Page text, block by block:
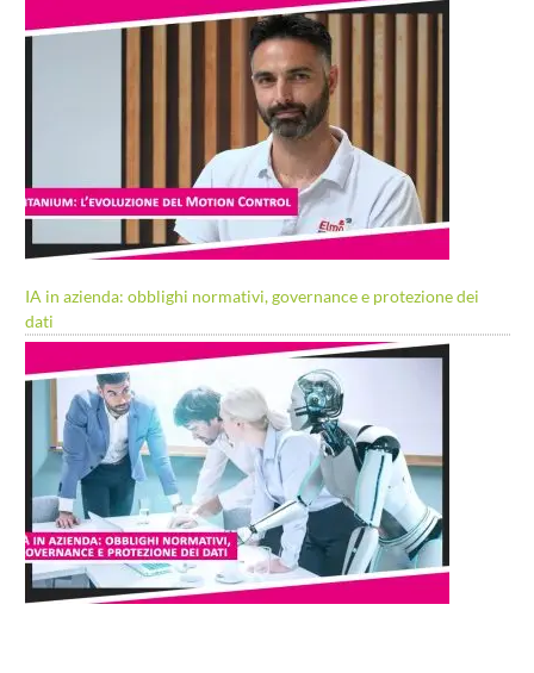
IA in azienda: obblighi normativi, governance e protezione dei
dati